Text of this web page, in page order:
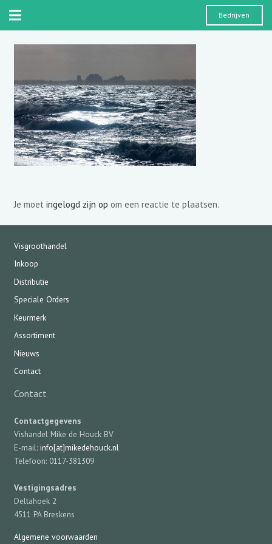
Bedrijven
Je moet ingelogd zijn op om een reactie te plaatsen.
Visgroothandel
Inkoop
Distributie
Speciale Orders
Keurmerk
Assortiment
Nieuws
Contact
Contact
Contactgegevens
Vishandel Mike de Houck BV
E-mail: info[at]mikedehouck.nl
Telefoon: 0117-381309
Vestigingsadres
Deltahoek 2
4511 PA Breskens
Algemene voorwaarden